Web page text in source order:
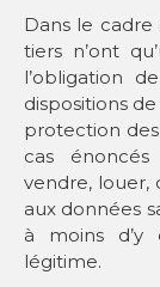
Dans le cadre
tiers n’ont
l’obligation
dispositions
protection
cas énoncés
vendre, louer,
aux données
à moins d’y
légitime.